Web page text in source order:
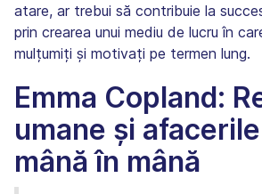
atare, ar trebui să contribuie la
prin crearea unui mediu de lucru în
mulțumiți și motivați pe termen lung.
Emma Copland:
umane și
mână în mână